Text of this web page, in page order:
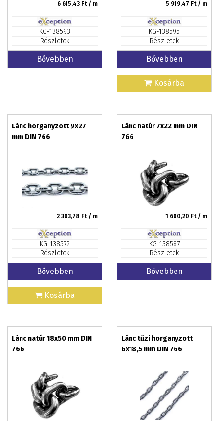
6 615,43 Ft / m
KG-138593
Részletek
Bővebben
5 919,47 Ft / m
KG-138595
Részletek
Bővebben
Kosárba
Lánc horganyzott 9x27
mm DIN 766
2 303,78 Ft / m
KG-138572
Részletek
Bővebben
Kosárba
Lánc natúr 7x22 mm DIN
766
1 600,20 Ft / m
KG-138587
Részletek
Bővebben
Lánc natúr 18x50 mm DIN
766
Lánc tűzi horganyzott
6x18,5 mm DIN 766